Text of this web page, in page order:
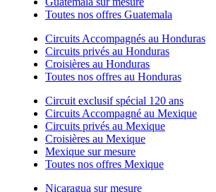
Toutes nos offres Guatemala
Circuits Accompagnés au Honduras
Circuits privés au Honduras
Croisières au Honduras
Toutes nos offres au Honduras
Circuit exclusif spécial 120 ans
Circuits Accompagné au Mexique
Circuits privés au Mexique
Croisières au Mexique
Mexique sur mesure
Toutes nos offres Mexique
Nicaragua sur mesure